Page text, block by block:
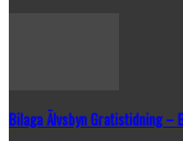
Bilaga Älvsbyn Gratistidning